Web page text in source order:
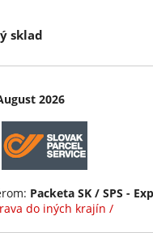
sklad
2026
Packeta SK / SPS -
do iných krajín /